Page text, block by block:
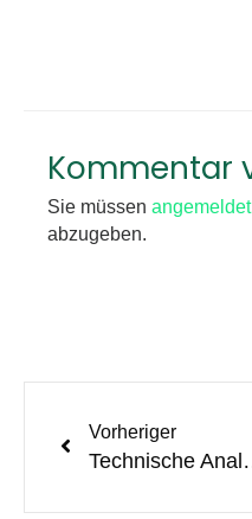
Kommentar
Sie müssen angemeldet
abzugeben.
Vorheriger